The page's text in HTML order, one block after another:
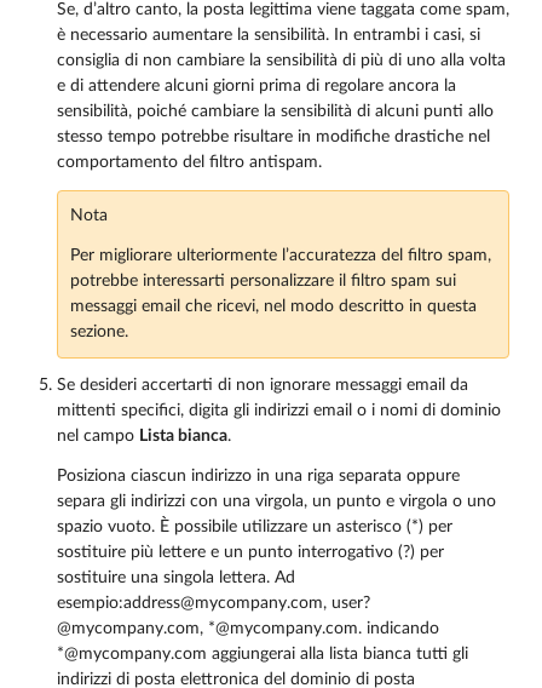
Se, d’altro canto, la posta legittima viene taggata come spam,
è necessario aumentare la sensibilità. In entrambi i casi, si
consiglia di non cambiare la sensibilità di più di uno alla volta
e di attendere alcuni giorni prima di regolare ancora la
sensibilità, poiché cambiare la sensibilità di alcuni punti allo
stesso tempo potrebbe risultare in modifiche drastiche nel
comportamento del filtro antispam.
Nota
Per migliorare ulteriormente l’accuratezza del filtro spam,
potrebbe interessarti personalizzare il filtro spam sui
messaggi email che ricevi, nel modo descritto in questa
sezione.
Se desideri accertarti di non ignorare messaggi email da
mittenti specifici, digita gli indirizzi email o i nomi di dominio
nel campo Lista bianca.
Posiziona ciascun indirizzo in una riga separata oppure
separa gli indirizzi con una virgola, un punto e virgola o uno
spazio vuoto. È possibile utilizzare un asterisco (*) per
sostituire più lettere e un punto interrogativo (?) per
sostituire una singola lettera. Ad
esempio:address@mycompany.com, user?
@mycompany.com, *@mycompany.com. indicando
*@mycompany.com aggiungerai alla lista bianca tutti gli
indirizzi di posta elettronica del dominio di posta